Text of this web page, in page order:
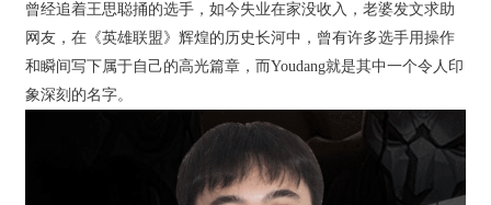
曾经追着王思聪捅的选手，如今失业在家没收入，老婆发文求助
网友，在《英雄联盟》辉煌的历史长河中，曾有许多选手用操作
和瞬间写下属于自己的高光篇章，而Youdang就是其中一个令人印
象深刻的名字。